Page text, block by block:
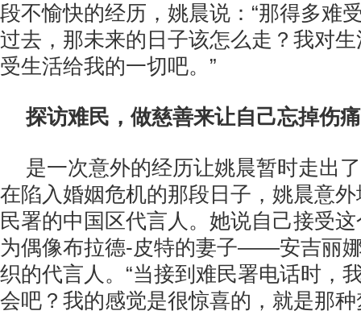
段不愉快的经历，姚晨说：“那得多难
过去，那未来的日子该怎么走？我对
受生活给我的一切吧。”
探访难民，做慈善来让自己忘掉伤痛
是一次意外的经历让姚晨暂时走出
在陷入婚姻危机的那段日子，姚晨意
民署的中国区代言人。她说自己接受
为偶像布拉德-皮特的妻子——安吉丽
织的代言人。“当接到难民署电话时，
会吧？我的感觉是很惊喜的，就是那